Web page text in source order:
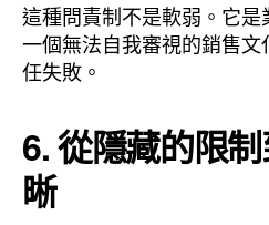
這種問責制不是軟弱。它是
一個無法自我審視的銷售
任失敗。
6. 從隱藏的限
晰